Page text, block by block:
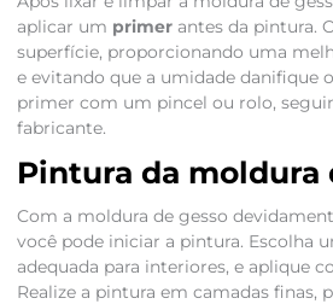
aplicar um primerantes da pintura.
superfície, proporcionando uma
e evitando que a umidade danifique
primer com um pincel ou rolo,
fabricante.
Pintura da moldura
Com a moldura de gesso
você pode iniciar a pintura. Escolha
adequada para interiores, e aplique
Realize a pintura em camadas finas,